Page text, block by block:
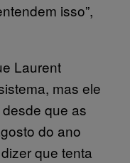
isso”,
Laurent
mas ele
que as
do ano
que tenta